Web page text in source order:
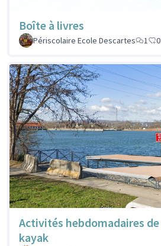
Boîte à livres
Périscolaire Ecole Descartes
1 0
Activités hebdomadaires de
kayak